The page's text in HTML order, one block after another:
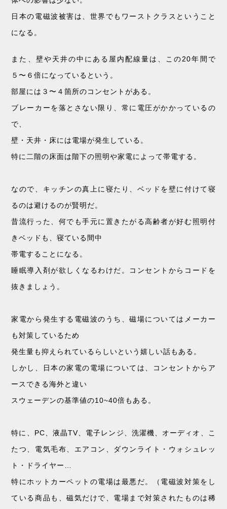
日本の電磁波被害は、世界でもワーストクラスということ
になる。
また、壁や天井の中にある屋内配線量は、この20年間で
５〜６倍になっているという。
部屋には３〜４箇所のコンセントがある。
ブレーカーを落とさない限り、常に電圧がかかっているの
で、
壁・天井・床には電場が発生している。
特に二階の床面は階下の照明や家電によって帯電する。
なので、キッチンの真上に寝たり、ベッドを壁に付けて寝
るのは避けるのが賢明だ。
昔流行った、何でも手元に置きたがる高齢者が好む照明付
きベッドも、寝ている間中
帯電することになる。
睡眠導入剤が欲しくなるわけだ。コンセントからコードを
抜きましょう。
家電から発生する電磁波のうち、磁場についてはメーカー
も対策しているため
発生量も抑えられているらしいという嬉しい話もある。
しかし、日本の家電の電場については、コンセントからア
ースできる海外と違い
スウェーデンの基準値の10~40倍もある。
特に、PC、液晶TV、電子レンジ、洗濯機、オーディオ、こ
たつ、電気毛布、エアコン、ダウンライト・ウォシュレッ
ト・ドライヤー…
特にホットカーペットの電場は最悪だ。（電磁波対策をし
ている商品も、磁気だけで、電場まで対策されたものは稀